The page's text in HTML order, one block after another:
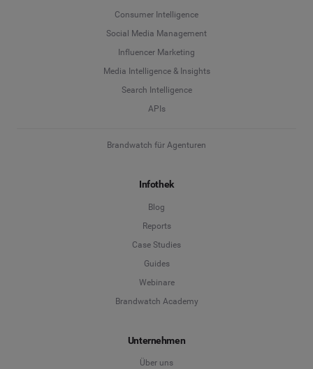
Consumer Intelligence
Social Media Management
Influencer Marketing
Media Intelligence & Insights
Search Intelligence
APIs
Brandwatch für Agenturen
Infothek
Blog
Reports
Case Studies
Guides
Webinare
Brandwatch Academy
Unternehmen
Über uns